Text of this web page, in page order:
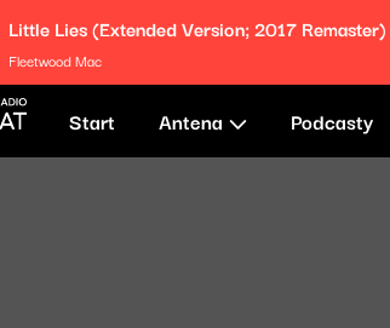
Little Lies (Extended Version; 2017 Remaster)
Fleetwood Mac
Start Antena Podcasty